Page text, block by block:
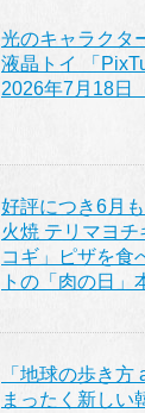
光のキャラクタ
液晶トイ 「
2026年7月18日
好評につき6月
火焼 テリマヨ
コギ」ピザを食
トの「肉の日」
「地球の歩き方
まったく新しい